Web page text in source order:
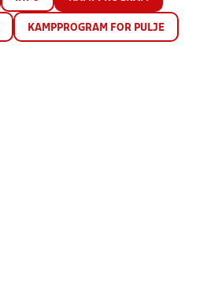
KAMPPROGRAM FOR PULJE